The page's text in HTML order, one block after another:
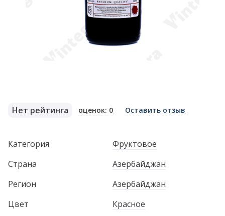
Нет рейтинга оценок: 0 Оставить отзыв
Категория
Фруктовое
Страна
Азербайджан
Регион
Азербайджан
Цвет
Красное